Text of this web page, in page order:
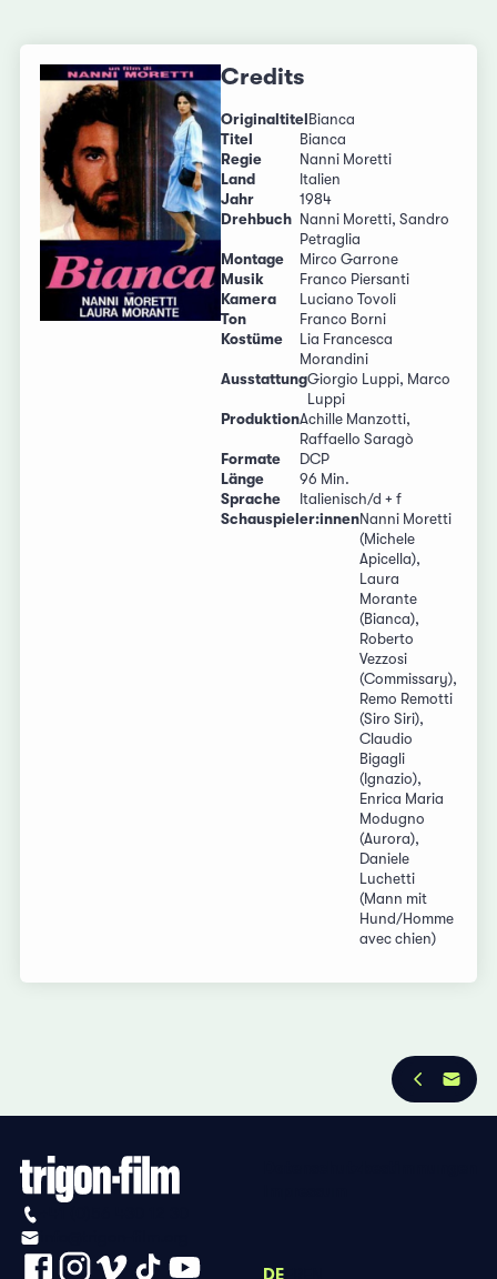
Credits
Originaltitel Bianca
Titel
Bianca
Regie
Nanni Moretti
Land
Italien
Jahr
1984
Drehbuch Nanni Moretti, Sandro
Petraglia
Montage
Mirco Garrone
Musik
Franco Piersanti
Kamera
Luciano Tovoli
Ton
Franco Borni
Kostüme
Lia Francesca
Morandini
AusstattungGiorgio Luppi, Marco
Luppi
ProduktionAchille Manzotti,
Raffaello Saragò
Formate
DCP
Länge
96 Min.
Sprache
Italienisch/d + f
Schauspieler:innenNanni Moretti
(Michele
Apicella),
Laura
Morante
(Bianca),
Roberto
Vezzosi
(Commissary),
Remo Remotti
(Siro Siri),
Claudio
Bigagli
(Ignazio),
Enrica Maria
Modugno
(Aurora),
Daniele
Luchetti
(Mann mit
Hund/Homme
avec chien)
DE